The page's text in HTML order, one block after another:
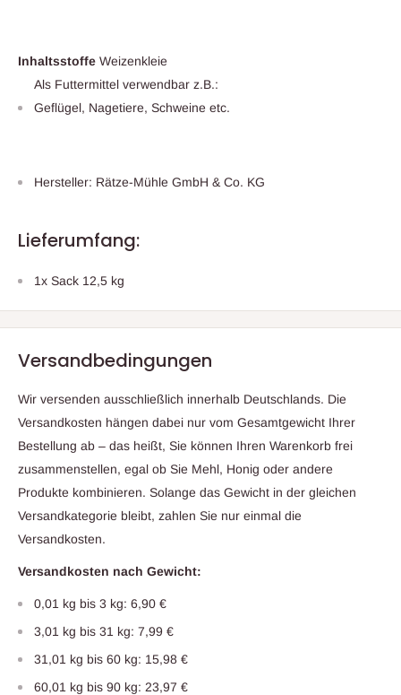
Inhaltsstoffe Weizenkleie
Als Futtermittel verwendbar z.B.:
Geflügel, Nagetiere, Schweine etc.
Hersteller: Rätze-Mühle GmbH & Co. KG
Lieferumfang:
1x Sack 12,5 kg
Versandbedingungen
Wir versenden ausschließlich innerhalb Deutschlands. Die
Versandkosten hängen dabei nur vom Gesamtgewicht Ihrer
Bestellung ab – das heißt, Sie können Ihren Warenkorb frei
zusammenstellen, egal ob Sie Mehl, Honig oder andere
Produkte kombinieren. Solange das Gewicht in der gleichen
Versandkategorie bleibt, zahlen Sie nur einmal die
Versandkosten.
Versandkosten nach Gewicht:
0,01 kg bis 3 kg: 6,90 €
3,01 kg bis 31 kg: 7,99 €
31,01 kg bis 60 kg: 15,98 €
60,01 kg bis 90 kg: 23,97 €